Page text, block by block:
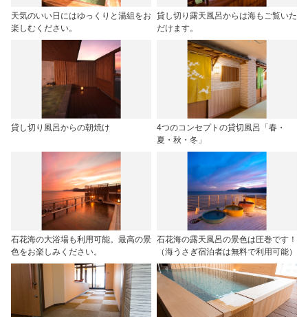
天気のいい日にはゆっくりと湯組をお
楽しむください。
貸し切り露天風呂からは海もご覧いた
だけます。
貸し切り風呂からの朝焼け
4つのコンセプトの貸切風呂「春・
夏・秋・冬」
石花海の大浴場も利用可能。最高の景
色をお楽しみください。
石花海の露天風呂の景色は圧巻です！
（海うさぎ宿泊者は無料で利用可能）